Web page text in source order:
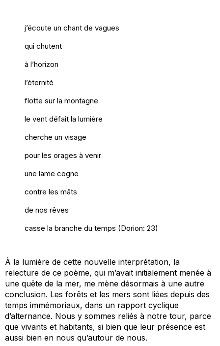
j’écoute un chant de vagues
qui chutent
à l’horizon
l’éternité
flotte sur la montagne
le vent défait la lumière
cherche un visage
pour les orages à venir
une lame cogne
contre les mâts
de nos rêves
casse la branche du temps (Dorion: 23)
À la lumière de cette nouvelle interprétation, la
relecture de ce poème, qui m’avait initialement menée à
une quête de la mer, me mène désormais à une autre
conclusion. Les forêts et les mers sont liées depuis des
temps immémoriaux, dans un rapport cyclique
d’alternance. Nous y sommes reliés à notre tour, parce
que vivants et habitants, si bien que leur présence est
aussi bien en nous qu’autour de nous.